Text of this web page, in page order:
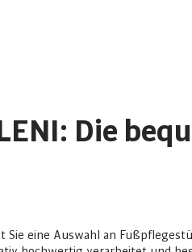
Die
Sie eine Auswahl an